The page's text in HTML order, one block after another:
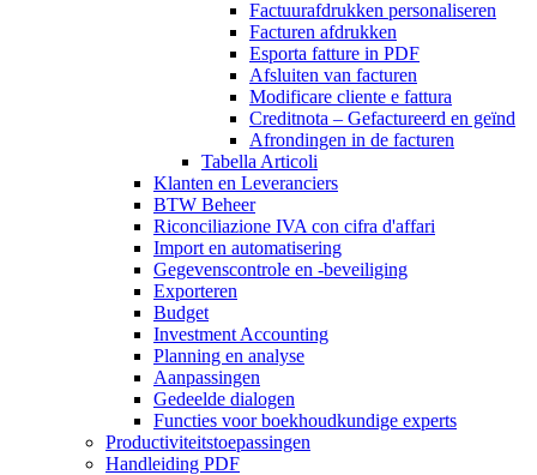
Factuurafdrukken personaliseren
Facturen afdrukken
Esporta fatture in PDF
Afsluiten van facturen
Modificare cliente e fattura
Creditnota – Gefactureerd en geïnd
Afrondingen in de facturen
Tabella Articoli
Klanten en Leveranciers
BTW Beheer
Riconciliazione IVA con cifra d'affari
Import en automatisering
Gegevenscontrole en -beveiliging
Exporteren
Budget
Investment Accounting
Planning en analyse
Aanpassingen
Gedeelde dialogen
Functies voor boekhoudkundige experts
Productiviteitstoepassingen
Handleiding PDF